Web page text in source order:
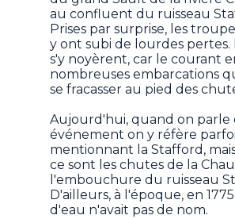
au confluent du ruisseau
Prises par surprise, les
y ont subi de lourdes pertes.
s'y noyèrent, car le courant
nombreuses embarcations
se fracasser au pied des
Aujourd'hui, quand on parle
événement on y réfère
mentionnant la Stafford,
ce sont les chutes de la
l'embouchure du ruisseau
D'ailleurs, à l'époque, en
d'eau n'avait pas de nom.